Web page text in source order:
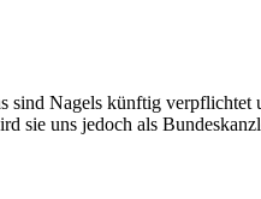
sind Nagels künftig
sie uns jedoch als